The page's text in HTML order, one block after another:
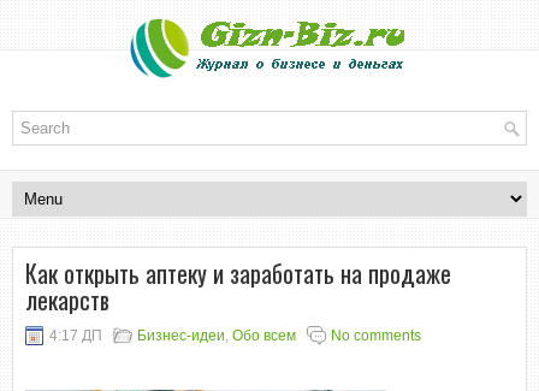
Как открыть аптеку и заработать на продаже
лекарств
4:17 ДП Бизнес-идеи, Обо всем No comments